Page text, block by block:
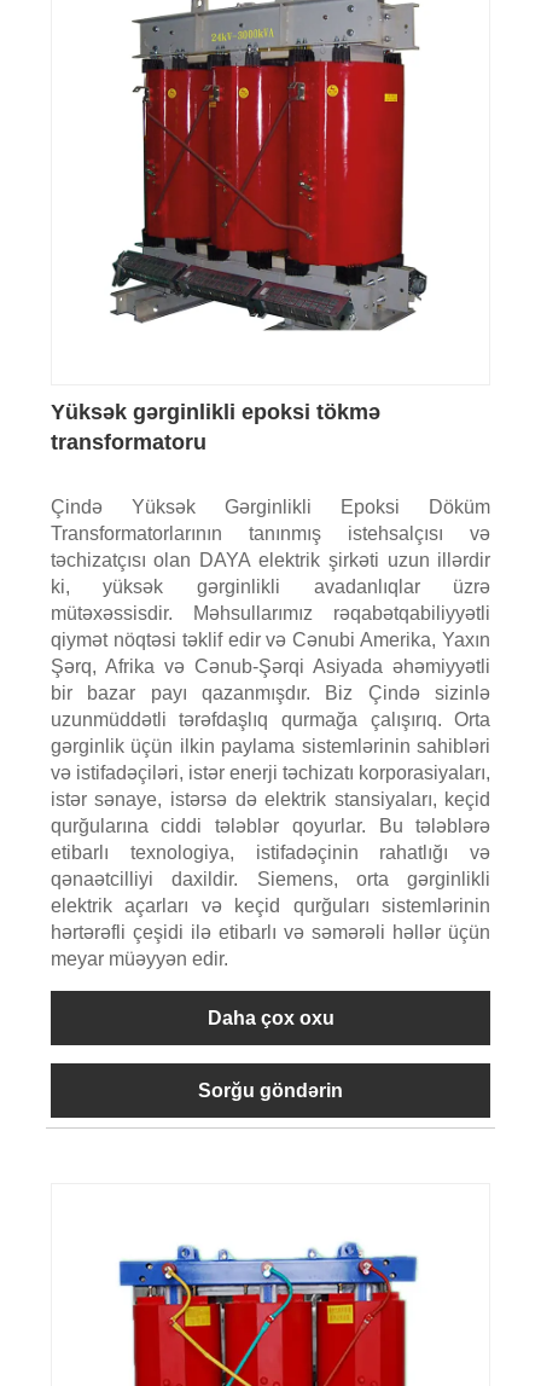
Yüksək gərginlikli epoksi tökmə
transformatoru
Çində Yüksək Gərginlikli Epoksi Döküm
Transformatorlarının tanınmış istehsalçısı və
təchizatçısı olan DAYA elektrik şirkəti uzun illərdir
ki, yüksək gərginlikli avadanlıqlar üzrə
mütəxəssisdir. Məhsullarımız rəqabətqabiliyyətli
qiymət nöqtəsi təklif edir və Cənubi Amerika, Yaxın
Şərq, Afrika və Cənub-Şərqi Asiyada əhəmiyyətli
bir bazar payı qazanmışdır. Biz Çində sizinlə
uzunmüddətli tərəfdaşlıq qurmağa çalışırıq. Orta
gərginlik üçün ilkin paylama sistemlərinin sahibləri
və istifadəçiləri, istər enerji təchizatı korporasiyaları,
istər sənaye, istərsə də elektrik stansiyaları, keçid
qurğularına ciddi tələblər qoyurlar. Bu tələblərə
etibarlı texnologiya, istifadəçinin rahatlığı və
qənaətcilliyi daxildir. Siemens, orta gərginlikli
elektrik açarları və keçid qurğuları sistemlərinin
hərtərəfli çeşidi ilə etibarlı və səmərəli həllər üçün
meyar müəyyən edir.
Daha çox oxu
Sorğu göndərin